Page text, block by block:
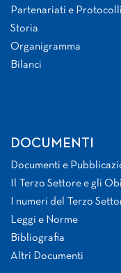
Partenariati e Protocolli
Storia
Organigramma
Bilanci
DOCUMENTI
Documenti e
Il Terzo Settore e gli
I numeri del Terzo
Leggi e Norme
Bibliografia
Altri Documenti